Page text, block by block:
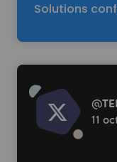
Solutions
Read more
@
11